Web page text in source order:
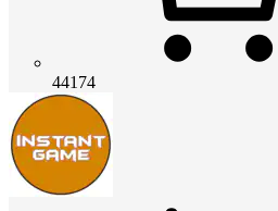
44174